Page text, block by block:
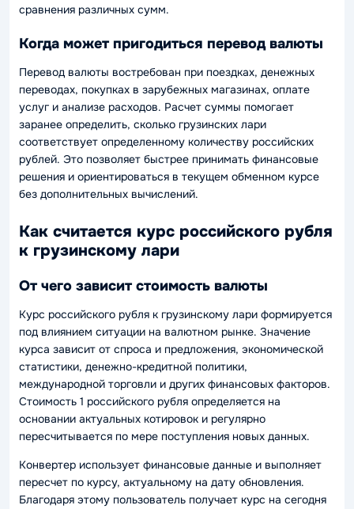
сравнения различных сумм.
Когда может пригодиться перевод валюты
Перевод валюты востребован при поездках, денежных
переводах, покупках в зарубежных магазинах, оплате
услуг и анализе расходов. Расчет суммы помогает
заранее определить, сколько грузинских лари
соответствует определенному количеству российских
рублей. Это позволяет быстрее принимать финансовые
решения и ориентироваться в текущем обменном курсе
без дополнительных вычислений.
Как считается курс российского рубля
к грузинскому лари
От чего зависит стоимость валюты
Курс российского рубля к грузинскому лари формируется
под влиянием ситуации на валютном рынке. Значение
курса зависит от спроса и предложения, экономической
статистики, денежно-кредитной политики,
международной торговли и других финансовых факторов.
Стоимость 1 российского рубля определяется на
основании актуальных котировок и регулярно
пересчитывается по мере поступления новых данных.
Конвертер использует финансовые данные и выполняет
пересчет по курсу, актуальному на дату обновления.
Благодаря этому пользователь получает курс на сегодня